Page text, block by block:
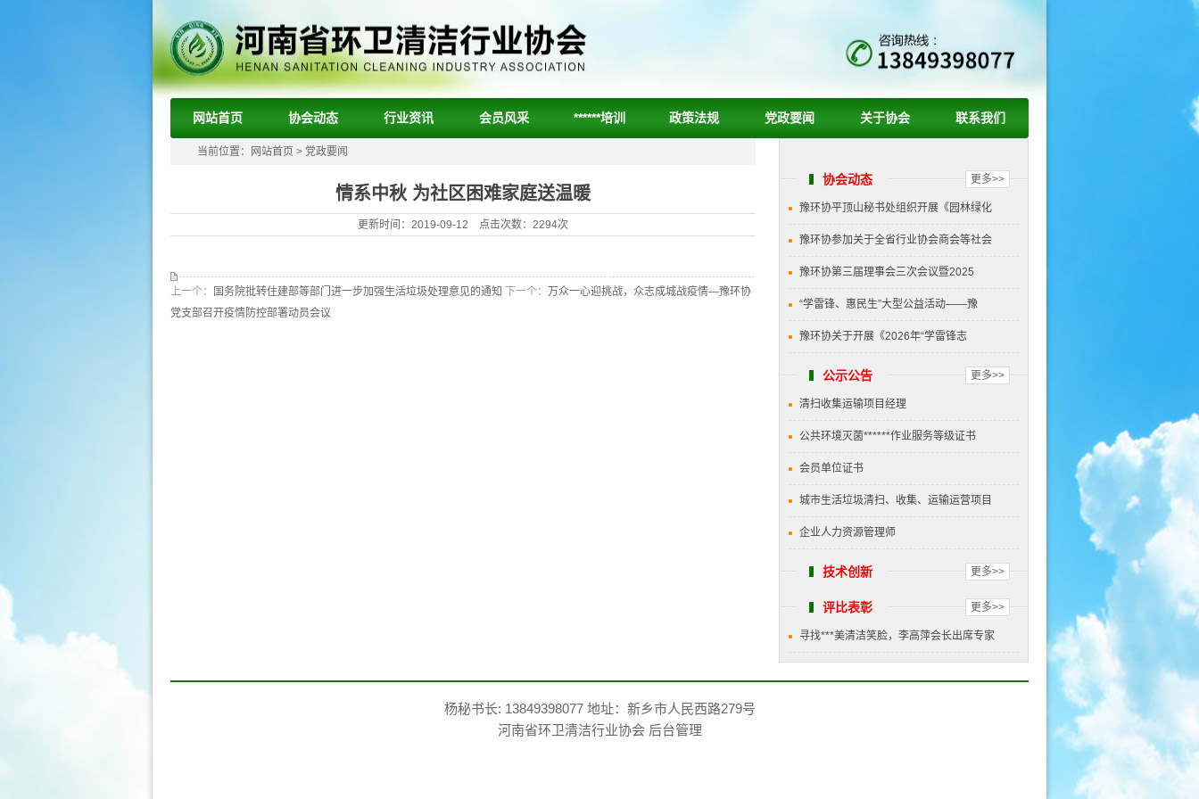
网站首页 协会动态 行业资讯 会员风采 ******培训 政策法规 党政要闻 关于协会 联系我们
更多>>
协会动态
豫环协平顶山秘书处组织开展《园林绿化
豫环协参加关于全省行业协会商会等社会
豫环协第三届理事会三次会议暨2025
“学雷锋、惠民生”大型公益活动——豫
豫环协关于开展《2026年“学雷锋志
更多>>
公示公告
清扫收集运输项目经理
公共环境灭菌******作业服务等级证书
会员单位证书
城市生活垃圾清扫、收集、运输运营项目
企业人力资源管理师
更多>>
技术创新
更多>>
评比表彰
寻找***美清洁笑脸，李高萍会长出席专家
当前位置： 网站首页 > 党政要闻
情系中秋 为社区困难家庭送温暖
更新时间：2019-09-12 点击次数：2294次
上一个： 国务院批转住建部等部门进一步加强生活垃圾处理意见的通知 下一个： 万众一心迎挑战，众志成城战疫情—豫环协
党支部召开疫情防控部署动员会议
杨秘书长: 13849398077 地址：新乡市人民西路279号
河南省环卫清洁行业协会 后台管理